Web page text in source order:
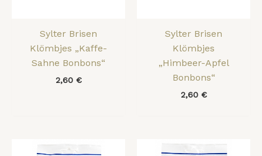
Sylter Brisen
Klömbjes „Kaffe-
Sahne Bonbons“
2,60 €
Sylter Brisen
Klömbjes
„Himbeer-Apfel
Bonbons“
2,60 €